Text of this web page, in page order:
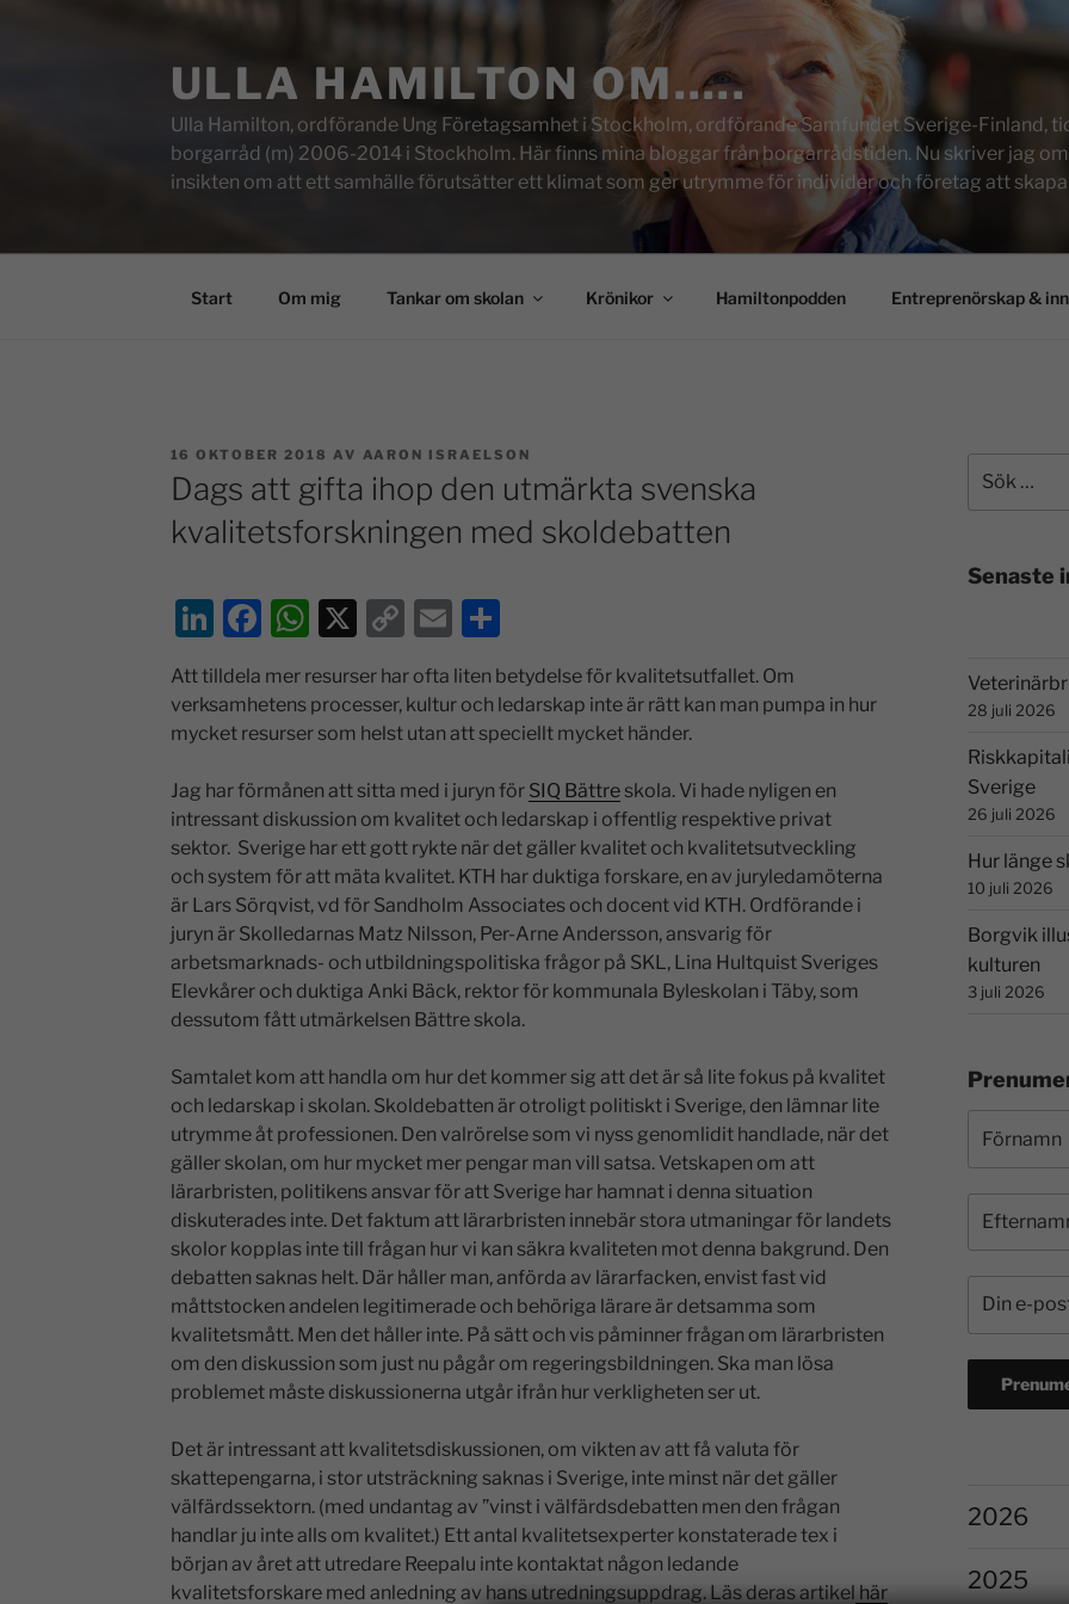
ULLA HAMILTON OM…..
Ulla Hamilton, ordförande Ung Företagsamhet i Stockholm, ordförande Samfundet Sverige-Finland,
borgarråd (m) 2006-2014 i Stockholm. Här finns mina bloggar från borgarrådstiden. Nu skriver jag
insikten om att ett samhälle förutsätter ett klimat som ger utrymme för individer och företag att
Start Om mig Tankar om skolan Krönikor Hamiltonpodden Entreprenörskap &
16 OKTOBER 2018 AV AARON ISRAELSON
Dags att gifta ihop den utmärkta svenska
kvalitetsforskningen med skoldebatten
Li
n
k
e
dI
n
F
c
e
o
o
k
W
at
s
p
p
X
C
p
y
n
k
E
m
ai
l
D
a
Att tilldela mer resurser har ofta liten betydelse för kvalitetsutfallet. Om
verksamhetens processer, kultur och ledarskap inte är rätt kan man pumpa in hur
mycket resurser som helst utan att speciellt mycket händer.
Jag har förmånen att sitta med i juryn för SIQ Bättreskola. Vi hade nyligen en
intressant diskussion om kvalitet och ledarskap i offentlig respektive privat
sektor. Sverige har ett gott rykte när det gäller kvalitet och kvalitetsutveckling
och system för att mäta kvalitet. KTH har duktiga forskare, en av juryledamöterna
är Lars Sörqvist, vd för Sandholm Associates och docent vid KTH. Ordförande i
juryn är Skolledarnas Matz Nilsson, Per-Arne Andersson, ansvarig för
arbetsmarknads- och utbildningspolitiska frågor på SKL, Lina Hultquist Sveriges
Elevkårer och duktiga Anki Bäck, rektor för kommunala Byleskolan i Täby, som
dessutom fått utmärkelsen Bättre skola.
Samtalet kom att handla om hur det kommer sig att det är så lite fokus på kvalitet
och ledarskap i skolan. Skoldebatten är otroligt politiskt i Sverige, den lämnar lite
utrymme åt professionen. Den valrörelse som vi nyss genomlidit handlade, när det
gäller skolan, om hur mycket mer pengar man vill satsa. Vetskapen om att
lärarbristen, politikens ansvar för att Sverige har hamnat i denna situation
diskuterades inte. Det faktum att lärarbristen innebär stora utmaningar för landets
skolor kopplas inte till frågan hur vi kan säkra kvaliteten mot denna bakgrund. Den
debatten saknas helt. Där håller man, anförda av lärarfacken, envist fast vid
måttstocken andelen legitimerade och behöriga lärare är detsamma som
kvalitetsmått. Men det håller inte. På sätt och vis påminner frågan om lärarbristen
om den diskussion som just nu pågår om regeringsbildningen. Ska man lösa
problemet måste diskussionerna utgår ifrån hur verkligheten ser ut.
Det är intressant att kvalitetsdiskussionen, om vikten av att få valuta för
skattepengarna, i stor utsträckning saknas i Sverige, inte minst när det gäller
välfärdssektorn. (med undantag av ”vinst i välfärdsdebatten men den frågan
handlar ju inte alls om kvalitet.) Ett antal kvalitetsexperter konstaterade tex i
början av året att utredare Reepalu inte kontaktat någon ledande
kvalitetsforskare med anledning av hans utredningsuppdrag. Läs deras artikel här
Senaste
28 juli 2026
Sverige
26 juli 2026
Hur länge
10 juli 2026
Borgvik
kulturen
3 juli 2026
2026
2025